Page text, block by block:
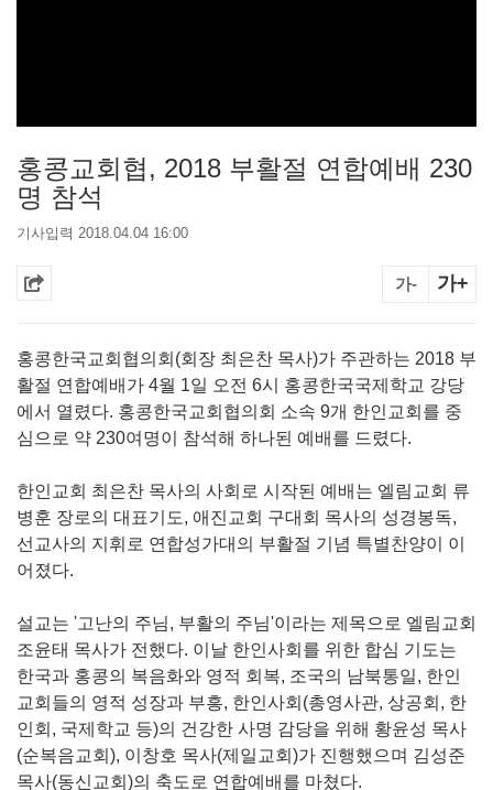
홍콩교회협, 2018 부활절 연합예배 230
명 참석
기사입력 2018.04.04 16:00
가- 가+
홍콩한국교회협의회(회장 최은찬 목사)가 주관하는 2018 부
활절 연합예배가 4월 1일 오전 6시 홍콩한국국제학교 강당
에서 열렸다. 홍콩한국교회협의회 소속 9개 한인교회를 중
심으로 약 230여명이 참석해 하나된 예배를 드렸다.
한인교회 최은찬 목사의 사회로 시작된 예배는 엘림교회 류
병훈 장로의 대표기도, 애진교회 구대회 목사의 성경봉독,
선교사의 지휘로 연합성가대의 부활절 기념 특별찬양이 이
어졌다.
설교는 '고난의 주님, 부활의 주님'이라는 제목으로 엘림교회
조윤태 목사가 전했다. 이날 한인사회를 위한 합심 기도는
한국과 홍콩의 복음화와 영적 회복, 조국의 남북통일, 한인
교회들의 영적 성장과 부흥, 한인사회(총영사관, 상공회, 한
인회, 국제학교 등)의 건강한 사명 감당을 위해 황윤성 목사
(순복음교회), 이창호 목사(제일교회)가 진행했으며 김성준
목사(동신교회)의 축도로 연합예배를 마쳤다.